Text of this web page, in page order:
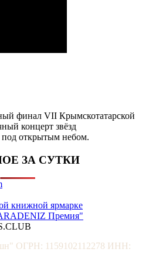
финал VII Крымскотатарской
концерт звёзд
под открытым небом.
ЗА СУТКИ
книжной ярмарке
Премия"
ОГРН: 1159102112278 ИНН: